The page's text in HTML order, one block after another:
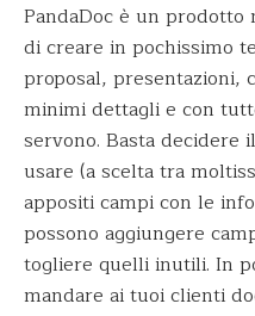
PandaDoc è un
di creare in pochissimo
proposal, presentazioni,
minimi dettagli e con
servono. Basta decidere
usare (a scelta tra
appositi campi con le
possono aggiungere
togliere quelli inutili. In
mandare ai tuoi clienti